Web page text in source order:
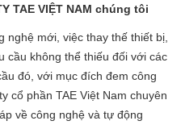
TAE VIỆT NAM chúng tôi
mới, việc thay thế thiết bị,
cầu không thể thiếu đối với các
đó, với mục đích đem công
cổ phần TAE Việt Nam chuyên
về công nghệ và tự động